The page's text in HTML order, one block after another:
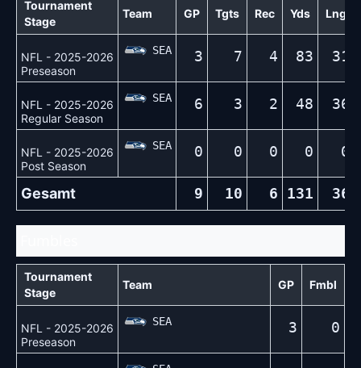
Tournament
Stage
Team GP Tgts Rec Yds Lng
NFL - 2025-2026
Preseason
SEA 3 7 4 83 31
NFL - 2025-2026
Regular Season
SEA 6 3 2 48 36
NFL - 2025-2026
Post Season
SEA 0 0 0 0 0
Gesamt 9 10 6 131 36
Tournament
Stage
Team GP Fmbl
NFL - 2025-2026
Preseason
SEA 3 0